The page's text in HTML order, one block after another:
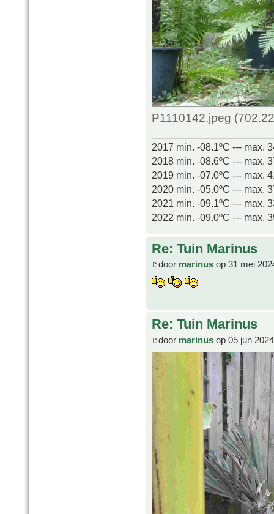
P1110142.jpeg
2017 min. -08.1ºC --- max.
2018 min. -08.6ºC --- max.
2019 min. -07.0ºC --- max.
2020 min. -05.0ºC --- max.
2021 min. -09.1ºC --- max.
2022 min. -09.0ºC --- max.
Re: Tuin Marinus
door marinus op 31 mei
Re: Tuin Marinus
door marinus op 05 jun